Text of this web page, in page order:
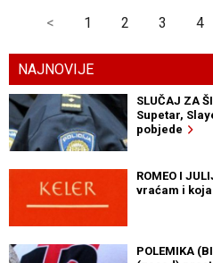
< 1 2 3 4
NAJNOVIJE
SLUČAJ ZA
Supetar,
pobjede
ROMEO I
vraćam i
POLEMIKA